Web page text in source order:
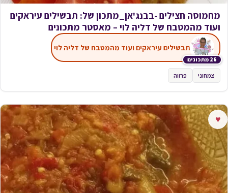
מחמוסה חצילים -בבנג'אן_מתכון של: תבשילים עיראקים
ועוד מהמטבח של דליה לוי – מאסטר מתכונים
26 מתכונים
תבשילים עיראקים ועוד מהמטבח של דליה לוי
צמחוני פרווה
♥